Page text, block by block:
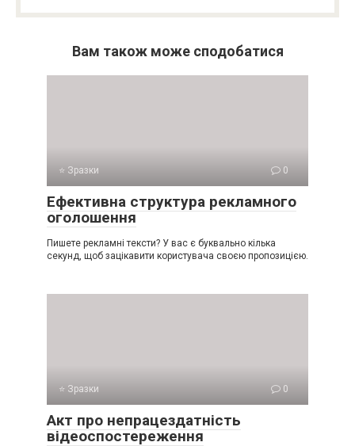
Вам також може сподобатися
⭐ Зразки 0
Ефективна структура рекламного
оголошення
Пишете рекламні тексти? У вас є буквально кілька
секунд, щоб зацікавити користувача своєю пропозицією.
⭐ Зразки 0
Акт про непрацездатність
відеоспостереження